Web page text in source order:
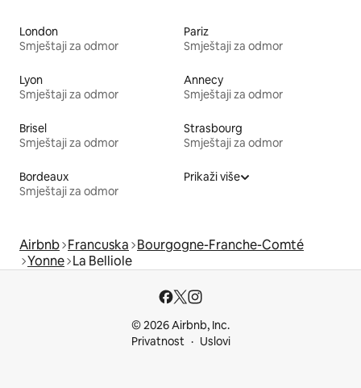
London
Smještaji za odmor
Pariz
Smještaji za odmor
Lyon
Smještaji za odmor
Annecy
Smještaji za odmor
Brisel
Smještaji za odmor
Strasbourg
Smještaji za odmor
Bordeaux
Smještaji za odmor
Prikaži više
Airbnb Francuska Bourgogne-Franche-Comté
Yonne La Belliole
© 2026 Airbnb, Inc.
Privatnost
Uslovi